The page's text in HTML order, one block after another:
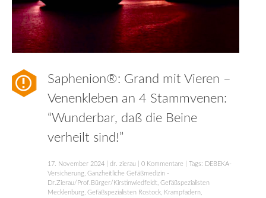
Saphenion®: Grand mit Vieren –
Venenkleben an 4 Stammvenen:
“Wunderbar, daß die Beine
verheilt sind!”
17. November 2024 dr. zierau 0 Kommentare | Tags: DEBEKA-
Versicherung, Ganzheitliche Gefäßmedizin -
Dr.Zierau/Prof.Bürger/Kirstinwiedfeldt, Gefäßspezialisten
Mecklenburg, Gefäßspezialisten Rostock, Krampfadern,